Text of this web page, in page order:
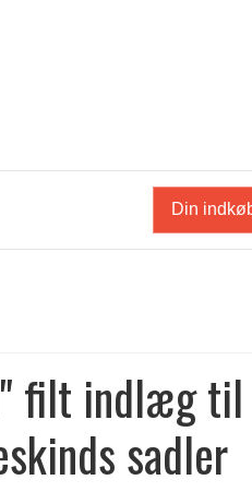
Din
filt indlæg til
sadler